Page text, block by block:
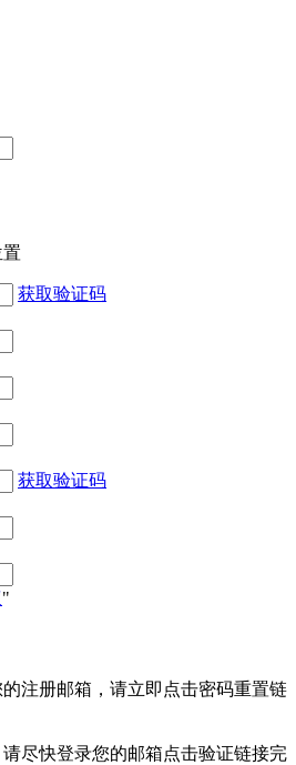
获取验证码
获取验证码
"
注册邮箱，请立即点击密码重置链
尽快登录您的邮箱点击验证链接完